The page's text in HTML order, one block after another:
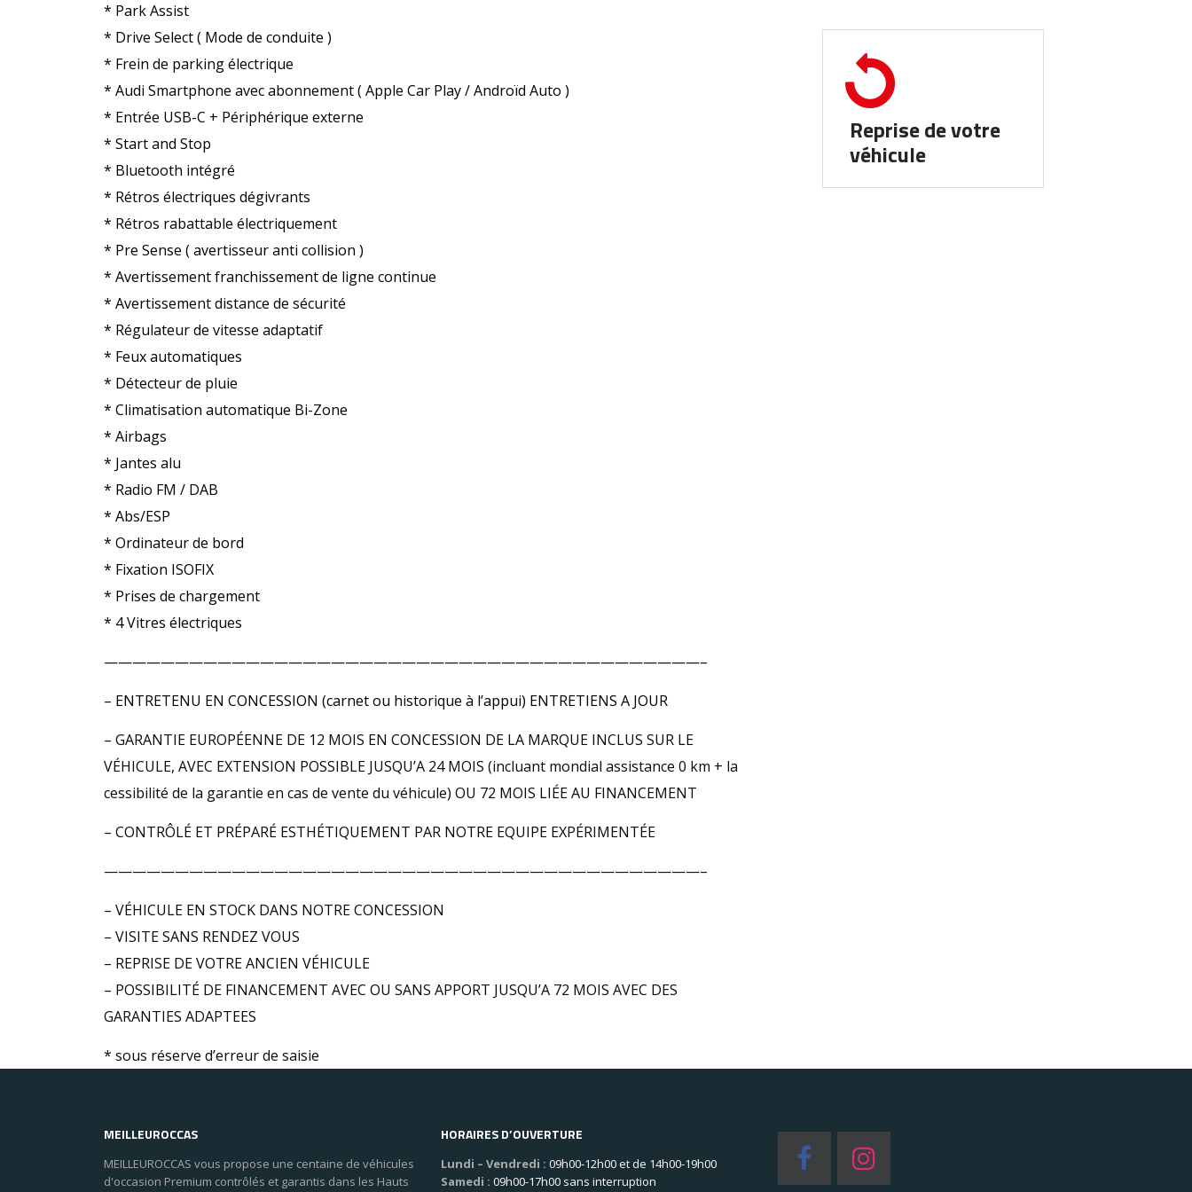
* Park Assist
* Drive Select ( Mode de conduite )
* Frein de parking électrique
* Audi Smartphone avec abonnement ( Apple Car Play / Androïd Auto )
* Entrée USB-C + Périphérique externe
* Start and Stop
* Bluetooth intégré
* Rétros électriques dégivrants
* Rétros rabattable électriquement
* Pre Sense ( avertisseur anti collision )
* Avertissement franchissement de ligne continue
* Avertissement distance de sécurité
* Régulateur de vitesse adaptatif
* Feux automatiques
* Détecteur de pluie
* Climatisation automatique Bi-Zone
* Airbags
* Jantes alu
* Radio FM / DAB
* Abs/ESP
* Ordinateur de bord
* Fixation ISOFIX
* Prises de chargement
* 4 Vitres électriques
——————————————————————————————————————————–
– ENTRETENU EN CONCESSION (carnet ou historique à l’appui) ENTRETIENS A JOUR
– GARANTIE EUROPÉENNE DE 12 MOIS EN CONCESSION DE LA MARQUE INCLUS SUR LE
VÉHICULE, AVEC EXTENSION POSSIBLE JUSQU’A 24 MOIS (incluant mondial assistance 0 km + la
cessibilité de la garantie en cas de vente du véhicule) OU 72 MOIS LIÉE AU FINANCEMENT
– CONTRÔLÉ ET PRÉPARÉ ESTHÉTIQUEMENT PAR NOTRE EQUIPE EXPÉRIMENTÉE
——————————————————————————————————————————–
– VÉHICULE EN STOCK DANS NOTRE CONCESSION
– VISITE SANS RENDEZ VOUS
– REPRISE DE VOTRE ANCIEN VÉHICULE
– POSSIBILITÉ DE FINANCEMENT AVEC OU SANS APPORT JUSQU’A 72 MOIS AVEC DES
GARANTIES ADAPTEES
* sous réserve d’erreur de saisie
Reprise de votre
véhicule
MEILLEUROCCAS
MEILLEUROCCAS vous propose une centaine de véhicules
d'occasion Premium contrôlés et garantis dans les Hauts
HORAIRES D’OUVERTURE
Lundi – Vendredi : 09h00-12h00 et de 14h00-19h00
Samedi : 09h00-17h00 sans interruption